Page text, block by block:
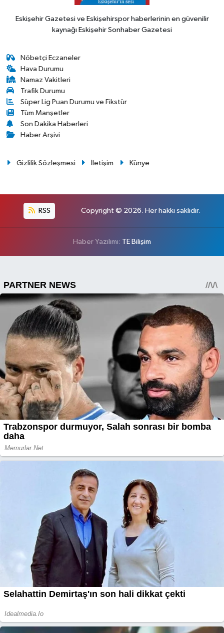
Eskişehir Gazetesi ve Eskişehirspor haberlerinin en güvenilir
kaynağı Eskişehir Sonhaber Gazetesi
Nöbetçi Eczaneler
Hava Durumu
Namaz Vakitleri
Trafik Durumu
Süper Lig Puan Durumu ve Fikstür
Tüm Manşetler
Son Dakika Haberleri
Haber Arşivi
Gizlilik Sözleşmesi İletişim Künye
RSS Copyright © 2026. Her hakkı saklıdır.
Haber Yazılımı: TE Bilişim